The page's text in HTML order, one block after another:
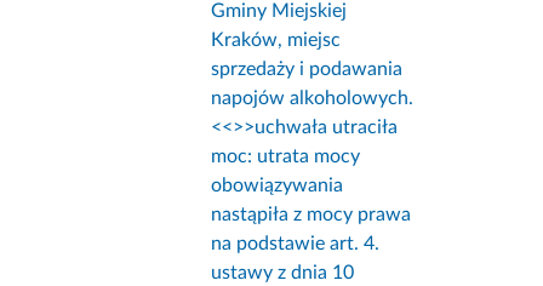
Gminy Miejskiej
Kraków, miejsc
sprzedaży i podawania
napojów alkoholowych.
<<>>uchwała utraciła
moc: utrata mocy
obowiązywania
nastąpiła z mocy prawa
na podstawie art. 4.
ustawy z dnia 10